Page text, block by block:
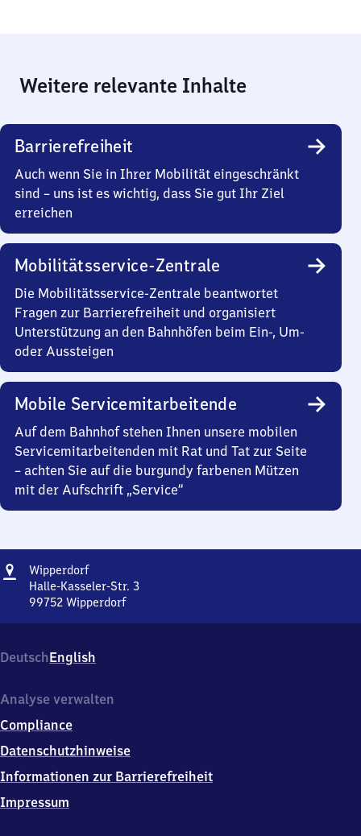
Weitere relevante Inhalte
Barrierefreiheit
Auch wenn Sie in Ihrer Mobilität eingeschränkt
sind – uns ist es wichtig, dass Sie gut Ihr Ziel
erreichen
Mobilitätsservice-Zentrale
Die Mobilitätsservice-Zentrale beantwortet
Fragen zur Barrierefreiheit und organisiert
Unterstützung an den Bahnhöfen beim Ein-, Um-
oder Aussteigen
Mobile Servicemitarbeitende
Auf dem Bahnhof stehen Ihnen unsere mobilen
Servicemitarbeitenden mit Rat und Tat zur Seite
– achten Sie auf die burgundy farbenen Mützen
mit der Aufschrift „Service“
Adresse
WipperdorfWipperdorf
Halle-Kasseler-Str. 3
99752 Wipperdorf
Kasseler-
Str.
9
7
5
Wipperdorf
DeutschEnglish
Analyse verwalten
Compliance
Datenschutzhinweise
Informationen zur Barrierefreiheit
Impressum